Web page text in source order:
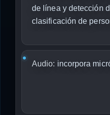
de línea y detección
clasificación de
Audio: incorpora